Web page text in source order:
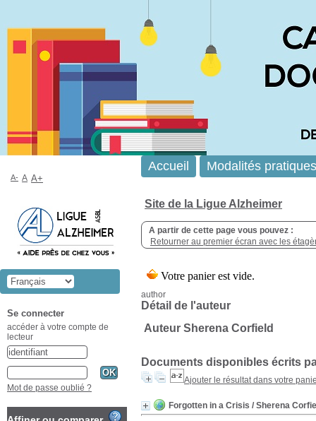
Site de la Ligue Alzheimer
A partir de cette page vous pouvez :
Retourner au premier écran avec les
author
Détail de l'auteur
Auteur Sherena Corfield
Documents disponibles écrits
Ajouter le résultat dans votre
Forgotten in a Crisis / Sherena
Accueil Modalités pratiques
A- A A+
Se connecter
accéder à votre compte de
lecteur
Mot de passe oublié ?